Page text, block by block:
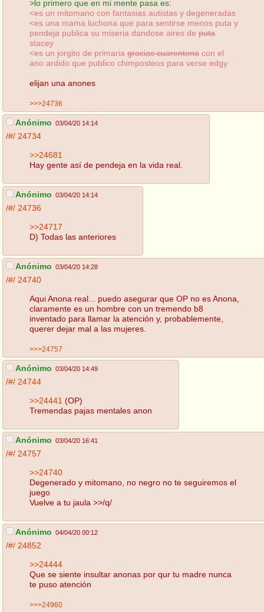
>lo primero que en mi mente pasa es:
<es un mitomano con fantasias autistas y degeneradas
<es una mama luchona que para sentirse menos puta y
pendeja publica su miseria dandose aires de puta
stacey
<es un jorgito de primaria gracias cuarentena con el
ano ardido que publico chimposteos para verse edgy
elijan una anones
>>>24736
Anónimo 03/04/20 14:14
/#/ 24734
>>24681
Hay gente así de pendeja en la vida real.
Anónimo 03/04/20 14:14
/#/ 24736
>>24717
D) Todas las anteriores
Anónimo 03/04/20 14:28
/#/ 24740
Aqui Anona real... puedo asegurar que OP no es Anona,
claramente es un hombre con un tremendo b8
inventado para llamar la atención y, probablemente,
querer dejar mal a las mujeres.
>>>24757
Anónimo 03/04/20 14:49
/#/ 24744
>>24441 (OP)
Tremendas pajas mentales anon
Anónimo 03/04/20 16:41
/#/ 24757
>>24740
Degenerado y mitomano, no negro no te seguiremos el
juego
Vuelve a tu jaula >>/q/
Anónimo 04/04/20 00:12
/#/ 24852
>>24444
Que se siente insultar anonas por qur tu madre nunca
te puso atención
>>>24960